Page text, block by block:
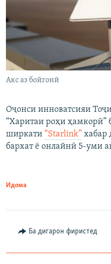
Акс аз бойгонӣ
Оҷонси инноватсияи
“Харитаи роҳи ҳамкорӣ”
ширкати “Starlink” хабар
бархат ё онлайнӣ 5-уми
Идома
Ба дигарон фиристед